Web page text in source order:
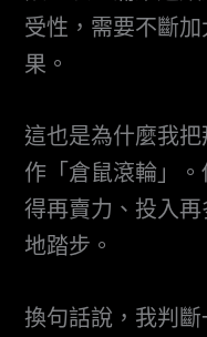
受性，需要不斷
果。
這也是為什麼我
作「倉鼠滾輪」
得再賣力、投入
地踏步。
換句話說，我判